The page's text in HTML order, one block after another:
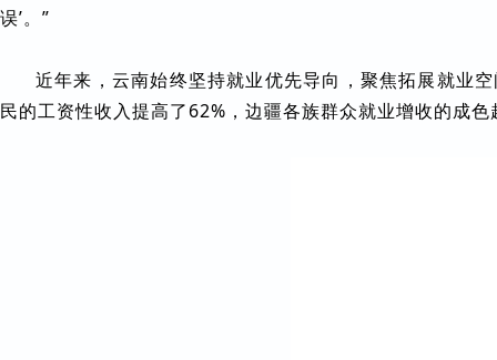
误’。”
近年来，云南始终坚持就业优先导向，聚焦拓展就业
民的工资性收入提高了62%，边疆各族群众就业增收的成色